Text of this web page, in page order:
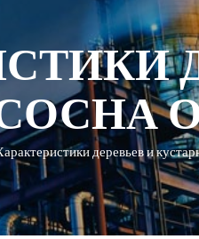
деревьев и